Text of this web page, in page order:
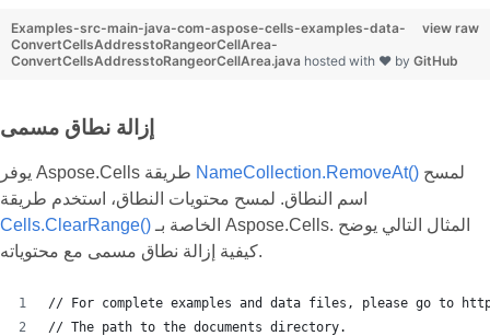
view raw
Examples-src-main-java-com-aspose-cells-examples-data-
ConvertCellsAddresstoRangeorCellArea-
ConvertCellsAddresstoRangeorCellArea.java hosted with ❤ by GitHub
إزالة نطاق مسمى
NameCollection.RemoveAt()
اسم النطاق. لمسح محتويات النطاق، استخدم طريقة
Cells.ClearRange()
كيفية إزالة نطاق مسمى مع محتوياته.
// For complete examples and data files, please go to
// The path to the documents directory.